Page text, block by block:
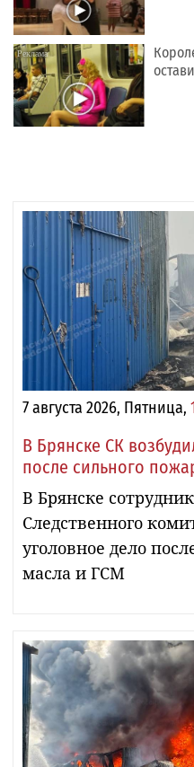
7 августа 2026, Пятница,
В Брянске СК
после сильного
В Брянске
Следственного
уголовное дело
масла и ГСМ